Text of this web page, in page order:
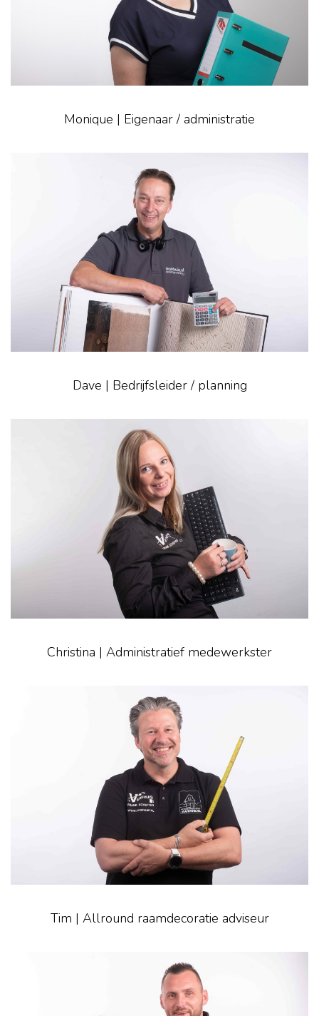
Monique | Eigenaar / administratie
Dave | Bedrijfsleider / planning
Christina | Administratief medewerkster
Tim | Allround raamdecoratie adviseur